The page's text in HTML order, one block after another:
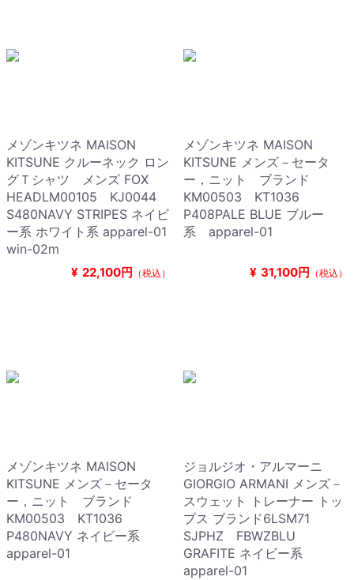
メゾンキツネ MAISON
KITSUNE クルーネック ロン
グＴシャツ メンズ FOX
HEADLM00105 KJ0044
S480NAVY STRIPES ネイビ
ー系 ホワイト系 apparel-01
win-02m
¥ 22,100円 （税込）
メゾンキツネ MAISON
KITSUNE メンズ－セータ
ー，ニット ブランド
KM00503 KT1036
P408PALE BLUE ブルー
系 apparel-01
¥ 31,100円 （税込）
メゾンキツネ MAISON
KITSUNE メンズ－セータ
ー，ニット ブランド
KM00503 KT1036
P480NAVY ネイビー系
apparel-01
ジョルジオ・アルマーニ
GIORGIO ARMANI メンズ－
スウェット トレーナー トッ
プス ブランド6LSM71
SJPHZ FBWZBLU
GRAFITE ネイビー系
apparel-01